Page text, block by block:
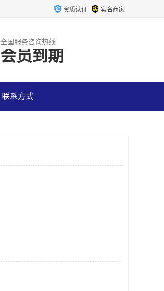
资质认证 实名商家
全国服务咨询热线:
会员到期
联系方式